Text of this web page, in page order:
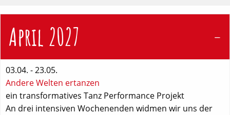
April 2027
03.04. - 23.05.
Andere Welten ertanzen
ein transformatives Tanz Performance Projekt
An drei intensiven Wochenenden widmen wir uns der